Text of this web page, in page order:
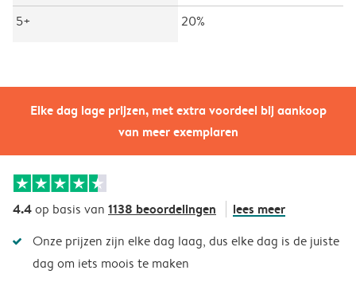
Elke dag lage prijzen, met extra voordeel bij aankoop
van meer exemplaren
5+
20%
4.4op basis van 1138 beoordelingen lees meer
Onze prijzen zijn elke dag laag, dus elke dag is de juiste
dag om iets moois te maken